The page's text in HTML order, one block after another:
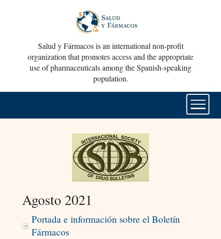
Salud y Fármacos is an international non-profit
organization that promotes access and the appropriate
use of pharmaceuticals among the Spanish-speaking
population.
Agosto 2021
Portada e información sobre el Boletín
Fármacos